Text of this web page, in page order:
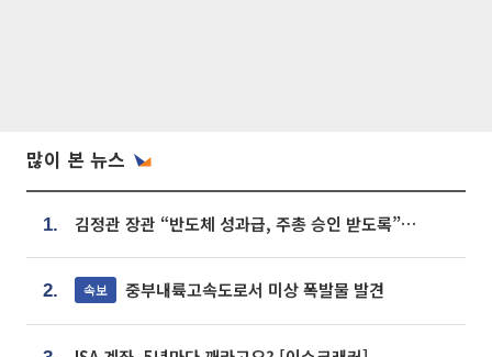
많이 본 뉴스
1. 김정관 장관 “반도체 성과급, 주총 승인 받도록”…상법·자본시장법 개정 시사
2. 속보 중부내륙고속도로서 미상 폭발물 발견